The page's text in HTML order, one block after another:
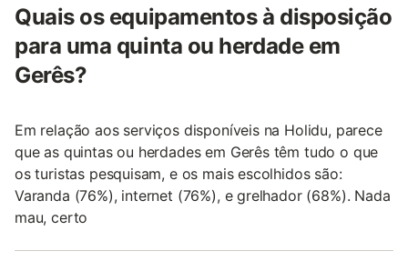
Quais os equipamentos à disposição
para uma quinta ou herdade em
Gerês?
Em relação aos serviços disponíveis na Holidu, parece
que as quintas ou herdades em Gerês têm tudo o que
os turistas pesquisam, e os mais escolhidos são:
Varanda (76%), internet (76%), e grelhador (68%). Nada
mau, certo